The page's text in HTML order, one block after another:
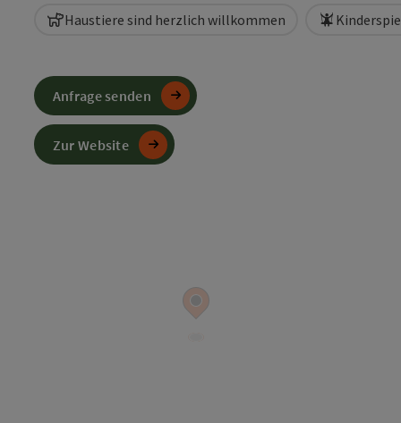
Haustiere sind herzlich willkommen
Anfrage senden
Zur Website